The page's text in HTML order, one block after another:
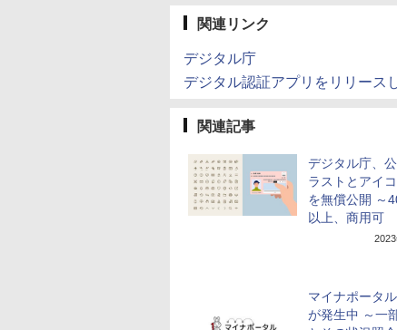
関連リンク
デジタル庁
デジタル認証アプリをリリース
関連記事
デジタル庁、
ラストとアイ
を無償公開 ～
以上、商用可
マイナポータ
が発生中 ～一